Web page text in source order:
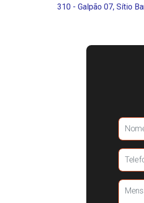
310 - Galpão 07, Sítio